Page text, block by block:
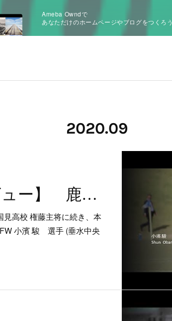
Ameba Owndで
あなただけのホームページやブログをつくろう
2020.09
【主将インタビュー】 鹿児島実業高校 FW 小濱 駿 選手
高校 権藤主将に続き、本
小濱 駿 選手 (垂水中央